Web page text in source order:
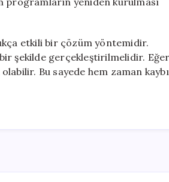
etkili bir çözüm yöntemidir.
bir şekilde gerçekleştirilmelidir.
Bu sayede hem zaman kaybı